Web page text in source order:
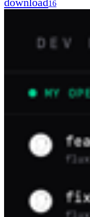
16